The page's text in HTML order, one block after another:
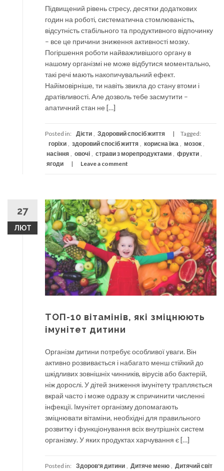
Підвищений рівень стресу, десятки додаткових
годин на роботі, систематична стомлюваність,
відсутність стабільного та продуктивного відпочинку
– все це причини зниження активності мозку.
Погіршення роботи найважливішого органу в
нашому організмі не може відбутися моментально,
такі речі мають накопичувальний ефект.
Найімовірніше, ти навіть звикла до стану втоми і
дратівливості. Але дозволь тебе засмутити –
апатичний стан не […]
Posted in: Дієти , Здоровий спосіб життя
Tagged:
горіхи , здоровий спосіб життя , корисна їжа , мозок ,
насіння , овочі , страви з морепродуктами , фрукти ,
ягоди
Leave a comment
27
ЛЮТ
ТОП-10 вітамінів, які зміцнюють
імунітет дитини
Організм дитини потребує особливої уваги. Він
активно розвивається і набагато менш стійкий до
шкідливих зовнішніх чинників, вірусів або бактерій,
ніж дорослі. У дітей зниження імунітету трапляється
вкрай часто і може одразу ж спричинити численні
інфекції. Імунітет організму допомагають
зміцнювати вітаміни, необхідні для правильного
розвитку і функціонування всіх внутрішніх систем
організму. У яких продуктах харчування є […]
Posted in: Здоров'я дитини Дитяче меню
Дитячий світ